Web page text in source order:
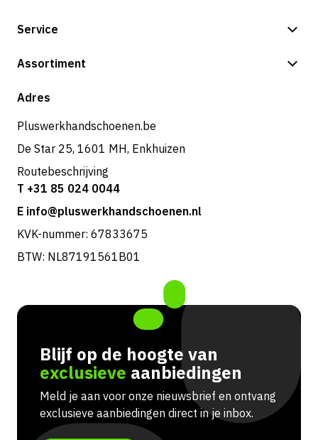
Service
Betalingsmogelijkheden
Retouren & service
Assortiment
Shop
Adres
Pluswerkhandschoenen.be
De Star 25, 1601 MH, Enkhuizen
Routebeschrijving
T +31 85 024 0044
E info@pluswerkhandschoenen.nl
KVK-nummer: 67833675
BTW: NL87191561B01
Blijf op de hoogte van
exclusieve aanbiedingen
Meld je aan voor onze nieuwsbrief en ontvang
exclusieve aanbiedingen direct in je inbox.